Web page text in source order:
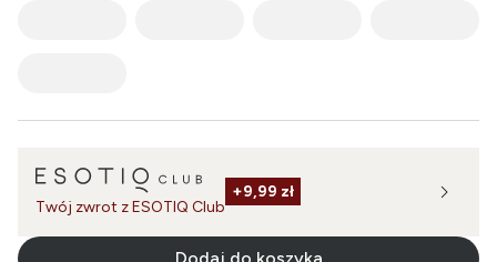
Twój zwrot z ESOTIQ Club
+9,99 zł